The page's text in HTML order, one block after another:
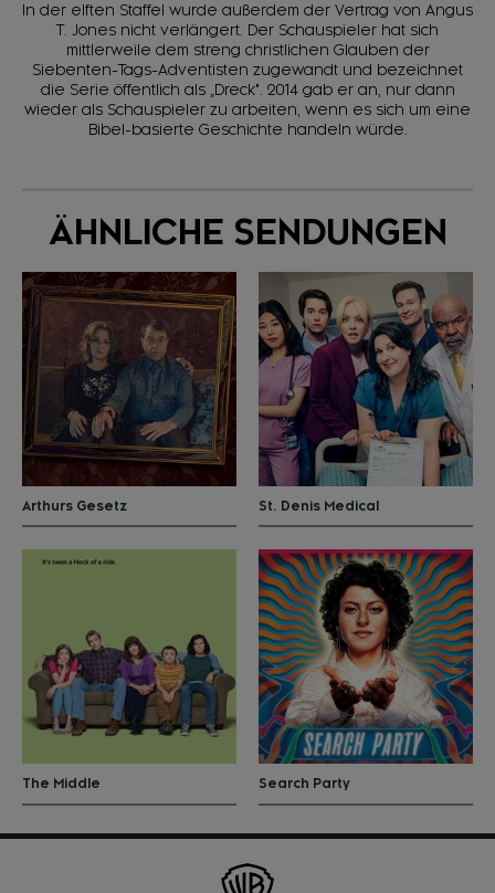
In der elften Staffel wurde außerdem der Vertrag von Angus
T. Jones nicht verlängert. Der Schauspieler hat sich
mittlerweile dem streng christlichen Glauben der
Siebenten-Tags-Adventisten zugewandt und bezeichnet
die Serie öffentlich als „Dreck". 2014 gab er an, nur dann
wieder als Schauspieler zu arbeiten, wenn es sich um eine
Bibel-basierte Geschichte handeln würde.
ÄHNLICHE SENDUNGEN
Arthurs Gesetz St. Denis Medical
The Middle Search Party